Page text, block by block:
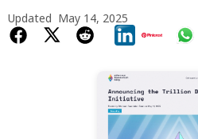
Chia
-4.74%
Updated May 14, 2025